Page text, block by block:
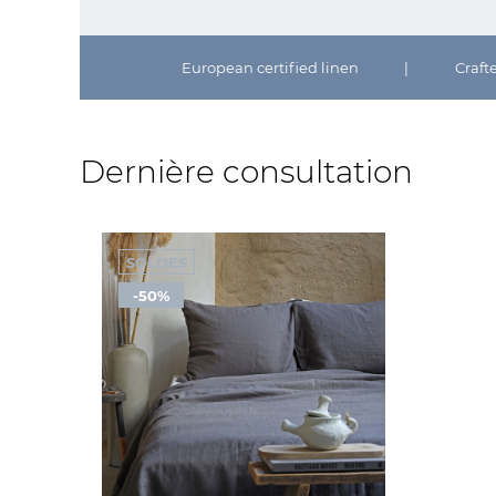
European certified linen |
Dernière consultation
SOLDES
-50%